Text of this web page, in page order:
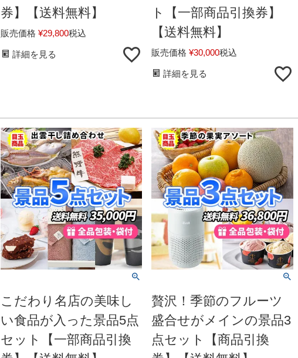
券】【送料無料】
販売価格 ¥29,800税込
詳細を見る
ト【一部商品引換券】
【送料無料】
販売価格 ¥30,000税込
詳細を見る
こだわり名店の美味し
い食品が入った景品5点
セット【一部商品引換
贅沢！季節のフルーツ
盛合せがメインの景品3
点セット【商品引換